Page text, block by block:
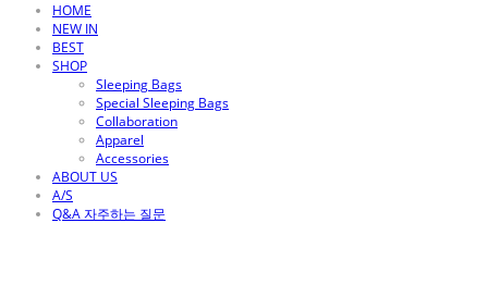
HOME
NEW IN
BEST
SHOP
Sleeping Bags
Special Sleeping Bags
Collaboration
Apparel
Accessories
ABOUT US
A/S
Q&A 자주하는 질문